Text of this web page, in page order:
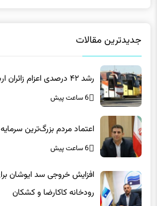
جدیدترین مقالات
رشد ۴۲ درصدی اعزام زائران اربعین از استان سمنان
6 ساعت پیش
اعتماد مردم بزرگ‌ترین
6 ساعت پیش
افزایش خروجی سد ایوشان
رودخانه‌ کاکارضا و کشکان